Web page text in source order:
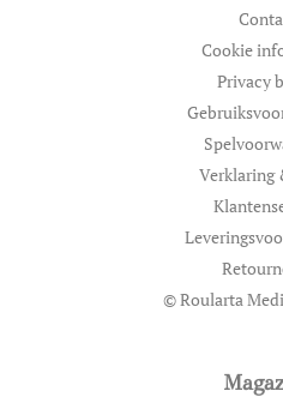
Cookie
Privacy
Verklaring
© Roularta